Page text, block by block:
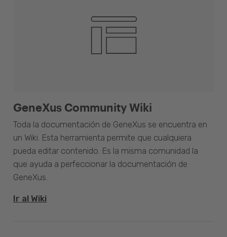
GeneXus Community Wiki
Toda la documentación de GeneXus se encuentra en
un Wiki. Esta herramienta permite que cualquiera
pueda editar contenido. Es la misma comunidad la
que ayuda a perfeccionar la documentación de
GeneXus.
Ir al Wiki